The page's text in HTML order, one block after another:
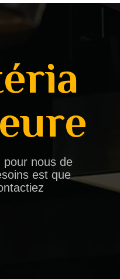
pour nous de
est que